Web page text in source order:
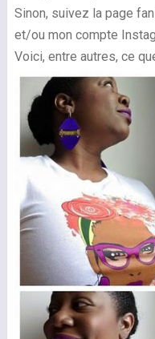
Sinon, suivez la page fan
et/ou mon compte
Voici, entre autres, ce